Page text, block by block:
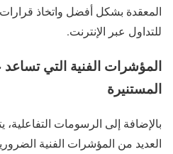
المعقدة بشكل أفضل واتخاذ
للتداول عبر الإنترنت.
المؤشرات الفنية التي تساعد
المستنيرة
العديد من المؤشرات الفنية